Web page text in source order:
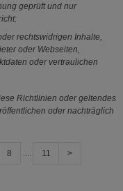
geprüft und nur
rechtswidrigen Inhalte,
oder Webseiten,
oder vertraulichen
Richtlinien oder geltendes
oder nachträglich
8 11 >